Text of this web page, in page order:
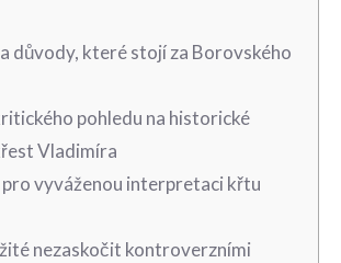
důvody, které stojí za Borovského
pohledu na historické
Vladimíra
vyváženou interpretaci ⁣křtu
nezaskočit kontroverzními⁤